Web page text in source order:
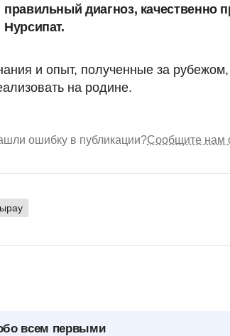
правильный диагноз, качественно
Нурсипат.
и опыт, полученные за
на родине.
ошибку в публикации?Сообщите нам
всем первыми